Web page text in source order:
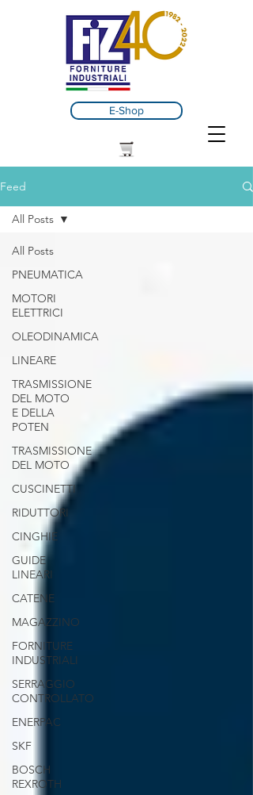
E-Shop
Feed
All Posts
PNEUMATICA
MOTORI
ELETTRICI
OLEODINAMICA
LINEARE
TRASMISSIONE
DEL MOTO
E DELLA
POTEN
TRASMISSIONE
DEL MOTO
CUSCINETTI
RIDUTTORI
CINGHIE
GUIDE
LINEARI
CATENE
MAGAZZINO
FORNITURE
INDUSTRIALI
SERRAGGIO
CONTROLLATO
ENERPAC
SKF
BOSCH
REXROTH
All Posts